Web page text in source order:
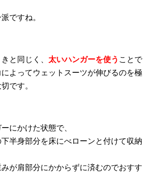
ですね。
と同じく、 太いハンガーを使う ことで
よってウェットスーツが伸びるのを極
です。
にかけた状態で、
半身部分を床にべローンと付けて収納
が肩部分にかからずに済むのでおすす